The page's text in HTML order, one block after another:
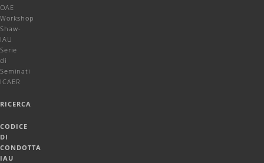
OAE
Workshop
Shaw-
IAU
Serie
di
Seminati
ICAER
RICERCA
CODICE
DI
CONDOTTA
IAU